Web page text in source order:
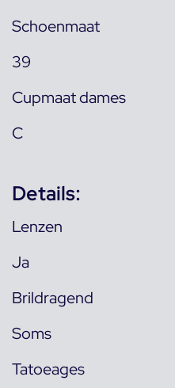
Schoenmaat
39
Cupmaat dames
C
Details:
Lenzen
Ja
Brildragend
Soms
Tatoeages